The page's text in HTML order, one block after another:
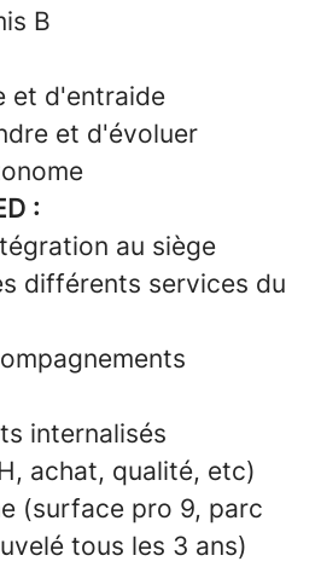
B
et d'entraide
et d'évoluer
:
au siège
différents services du
internalisés
achat, qualité, etc)
(surface pro 9, parc
tous les 3 ans)